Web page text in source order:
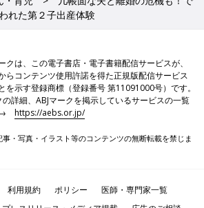
れた第２子出産体験
クは、この電子書店・電子書籍配信サービスが、
らコンテンツ使用許諾を得た正規版配信サービス
を示す登録商標（登録番号 第11091000号）です。
の詳細、ABJマークを掲示しているサービスの一覧
→https://aebs.or.jp/
・写真・イラスト等のコンテンツの無断転載を禁じま
利用規約 ポリシー
医師・専門家一覧